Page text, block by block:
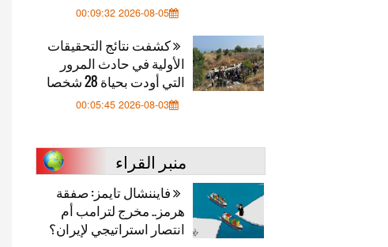
2026-08-05 00:09:32
كشفت نتائج التحقيقات
الأولية في حادث المرور
التي أودت بحياة 28 شخصا
2026-08-03 00:05:45
منبر القراء
فايننشال تايمز: صفقة
هرمز.. مخرج لترامب أم
انتصار استراتيجي لإيران؟